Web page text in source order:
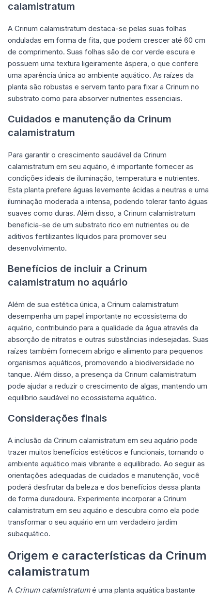
calamistratum
A Crinum calamistratum destaca-se pelas suas folhas
onduladas em forma de fita, que podem crescer até 60 cm
de comprimento. Suas folhas são de cor verde escura e
possuem uma textura ligeiramente áspera, o que confere
uma aparência única ao ambiente aquático. As raízes da
planta são robustas e servem tanto para fixar a Crinum no
substrato como para absorver nutrientes essenciais.
Cuidados e manutenção da Crinum
calamistratum
Para garantir o crescimento saudável da Crinum
calamistratum em seu aquário, é importante fornecer as
condições ideais de iluminação, temperatura e nutrientes.
Esta planta prefere águas levemente ácidas a neutras e uma
iluminação moderada a intensa, podendo tolerar tanto águas
suaves como duras. Além disso, a Crinum calamistratum
beneficia-se de um substrato rico em nutrientes ou de
aditivos fertilizantes líquidos para promover seu
desenvolvimento.
Benefícios de incluir a Crinum
calamistratum no aquário
Além de sua estética única, a Crinum calamistratum
desempenha um papel importante no ecossistema do
aquário, contribuindo para a qualidade da água através da
absorção de nitratos e outras substâncias indesejadas. Suas
raízes também fornecem abrigo e alimento para pequenos
organismos aquáticos, promovendo a biodiversidade no
tanque. Além disso, a presença da Crinum calamistratum
pode ajudar a reduzir o crescimento de algas, mantendo um
equilíbrio saudável no ecossistema aquático.
Considerações finais
A inclusão da Crinum calamistratum em seu aquário pode
trazer muitos benefícios estéticos e funcionais, tornando o
ambiente aquático mais vibrante e equilibrado. Ao seguir as
orientações adequadas de cuidados e manutenção, você
poderá desfrutar da beleza e dos benefícios dessa planta
de forma duradoura. Experimente incorporar a Crinum
calamistratum em seu aquário e descubra como ela pode
transformar o seu aquário em um verdadeiro jardim
subaquático.
Origem e características da Crinum
calamistratum
A Crinum calamistratumé uma planta aquática bastante